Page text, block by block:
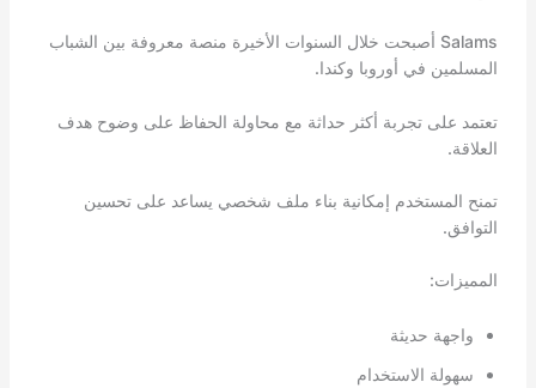
Salams أصبحت خلال السنوات الأخيرة منصة معروفة بين الشباب
المسلمين في أوروبا وكندا.
تعتمد على تجربة أكثر حداثة مع محاولة الحفاظ على وضوح هدف
العلاقة.
تمنح المستخدم إمكانية بناء ملف شخصي يساعد على تحسين
التوافق.
المميزات:
واجهة حديثة
سهولة الاستخدام